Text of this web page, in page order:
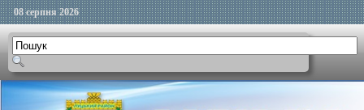
08 серпня 2026